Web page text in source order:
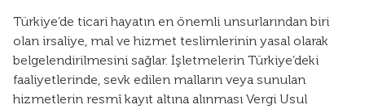
Türkiye’de ticari hayatın en önemli unsurlarından biri
olan irsaliye, mal ve hizmet teslimlerinin yasal olarak
belgelendirilmesini sağlar. İşletmelerin Türkiye’deki
faaliyetlerinde, sevk edilen malların veya sunulan
hizmetlerin resmî kayıt altına alınması Vergi Usul